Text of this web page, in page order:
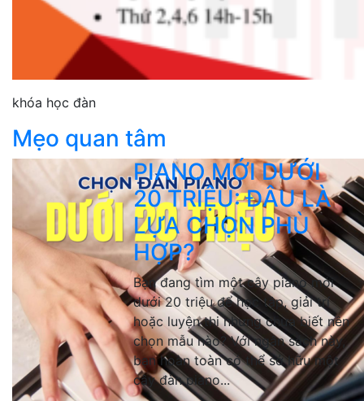
khóa học đàn
Mẹo quan tâm
PIANO MỚI DƯỚI
20 TRIỆU: ĐÂU LÀ
LỰA CHỌN PHÙ
HỢP?
Bạn đang tìm một cây piano mới
dưới 20 triệu để học tập, giải trí
hoặc luyện thi nhưng chưa biết nên
chọn mẫu nào? Với ngân sách này,
bạn hoàn toàn có thể sở hữu một
cây đàn piano...